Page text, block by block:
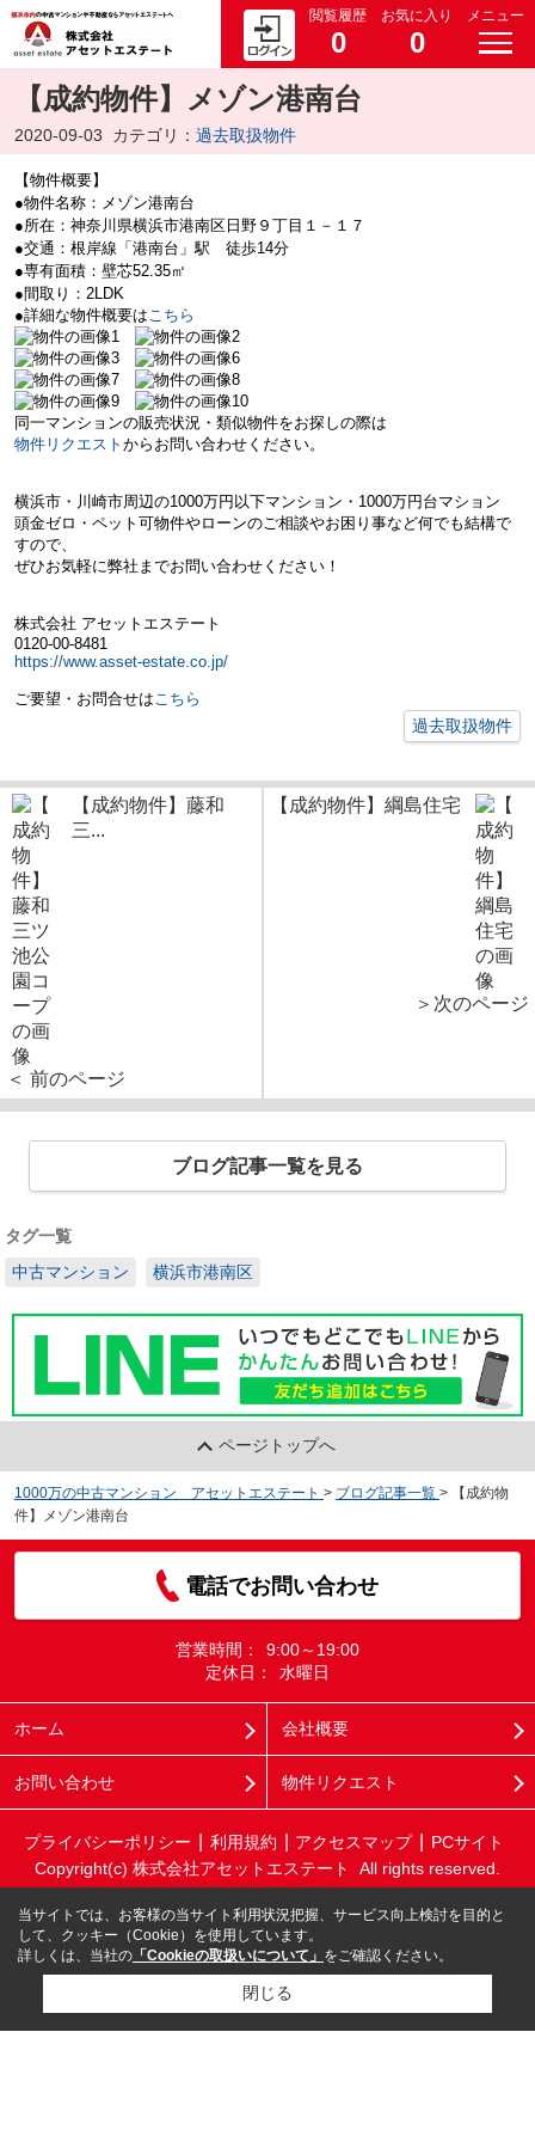
閲覧履歴
0
お気に入り
0
メニュー
【成約物件】メゾン港南台
2020-09-03 カテゴリ： 過去取扱物件
【物件概要】
●物件名称：メゾン港南台
●所在：神奈川県横浜市港南区日野９丁目１－１７
●交通：根岸線「港南台」駅 徒歩14分
●専有面積：壁芯52.35㎡
●間取り：2LDK
●詳細な物件概要はこちら
同一マンションの販売状況・類似物件をお探しの際は
物件リクエスト からお問い合わせください。
横浜市・川崎市周辺の1000万円以下マンション・ 1000万円台マション
頭金ゼロ・ペット可物件やローンのご相談やお困り事など何でも結構で
すので、
ぜひお気軽に弊社までお問い合わせください！
株式会社 アセットエステート
0120-00-8481
https://www.asset-estate.co.jp/
ご要望・お問合せはこちら
過去取扱物件
【成約物件】藤和
三...
＜ 前のページ
【成約物件】綱島住宅
＞次のページ
ブログ記事一覧を見る
タグ一覧
中古マンション
横浜市港南区
ページトップへ
1000万の中古マンション アセットエステート > ブログ記事一覧 >
【成約物
件】メゾン港南台
電話でお問い合わせ
営業時間：
9:00～19:00
定休日：
水曜日
ホーム 会社概要
お問い合わせ 物件リクエスト
プライバシーポリシー 利用規約 アクセスマップ
PCサイト
Copyright(c) 株式会社アセットエステート All rights reserved.
当サイトでは、お客様の当サイト利用状況把握、サービス向上検討を目的と
して、クッキー（Cookie）を使用しています。
詳しくは、当社の 「Cookieの取扱いについて」 をご確認ください。
閉じる